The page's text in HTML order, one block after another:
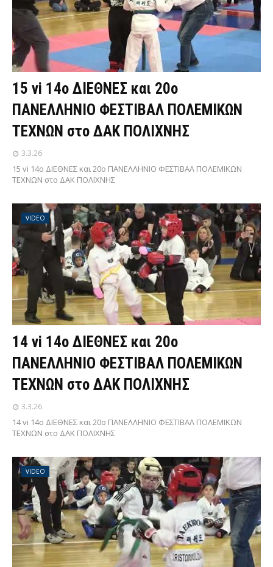
15 vi 14ο ΔΙΕΘΝΕΣ και 20ο
ΠΑΝΕΛΛΗΝΙΟ ΦΕΣΤΙΒΑΛ ΠΟΛΕΜΙΚΩΝ
ΤΕΧΝΩΝ στο ΔΑΚ ΠΟΛΙΧΝΗΣ
3.3.26
15 vi 14ο ΔΙΕΘΝΕΣ και 20ο ΠΑΝΕΛΛΗΝΙΟ ΦΕΣΤΙΒΑΛ ΠΟΛΕΜΙΚΩΝ
ΤΕΧΝΩΝ στο ΔΑΚ ΠΟΛΙΧΝΗΣ
VIDEO
14 vi 14ο ΔΙΕΘΝΕΣ και 20ο
ΠΑΝΕΛΛΗΝΙΟ ΦΕΣΤΙΒΑΛ ΠΟΛΕΜΙΚΩΝ
ΤΕΧΝΩΝ στο ΔΑΚ ΠΟΛΙΧΝΗΣ
3.3.26
14 vi 14ο ΔΙΕΘΝΕΣ και 20ο ΠΑΝΕΛΛΗΝΙΟ ΦΕΣΤΙΒΑΛ ΠΟΛΕΜΙΚΩΝ
ΤΕΧΝΩΝ στο ΔΑΚ ΠΟΛΙΧΝΗΣ
VIDEO